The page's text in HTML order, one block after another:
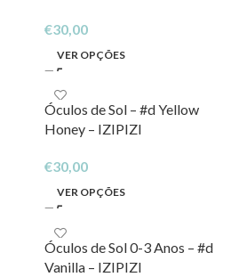
€30,00
VER OPÇÕES
Óculos de Sol – #d Yellow
Honey – IZIPIZI
€30,00
VER OPÇÕES
Óculos de Sol 0-3 Anos – #d
Vanilla – IZIPIZI